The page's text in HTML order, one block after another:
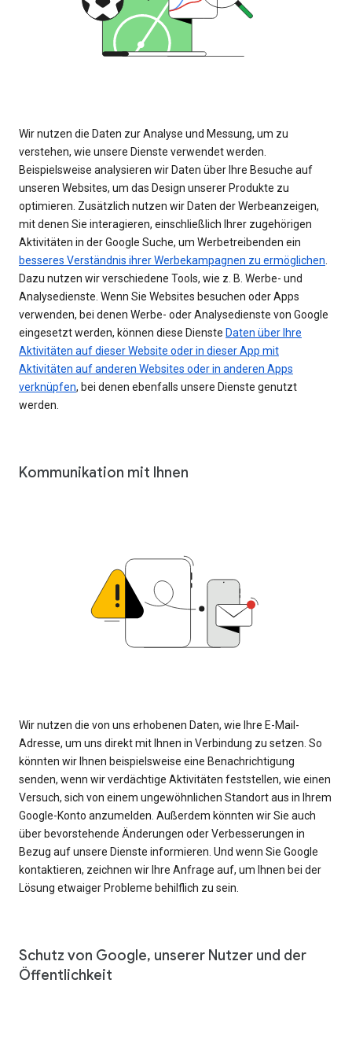
Wir nutzen die Daten zur Analyse und Messung, um zu
verstehen, wie unsere Dienste verwendet werden.
Beispielsweise analysieren wir Daten über Ihre Besuche auf
unseren Websites, um das Design unserer Produkte zu
optimieren. Zusätzlich nutzen wir Daten der Werbeanzeigen,
mit denen Sie interagieren, einschließlich Ihrer zugehörigen
Aktivitäten in der Google Suche, um Werbetreibenden ein
besseres Verständnis ihrer Werbekampagnen zu ermöglichen.
Dazu nutzen wir verschiedene Tools, wie z. B. Werbe- und
Analysedienste. Wenn Sie Websites besuchen oder Apps
verwenden, bei denen Werbe- oder Analysedienste von Google
eingesetzt werden, können diese Dienste Daten über Ihre
Aktivitäten auf dieser Website oder in dieser App mit
Aktivitäten auf anderen Websites oder in anderen Apps
verknüpfen, bei denen ebenfalls unsere Dienste genutzt
werden.
Kommunikation mit Ihnen
Wir nutzen die von uns erhobenen Daten, wie Ihre E-Mail-
Adresse, um uns direkt mit Ihnen in Verbindung zu setzen. So
könnten wir Ihnen beispielsweise eine Benachrichtigung
senden, wenn wir verdächtige Aktivitäten feststellen, wie einen
Versuch, sich von einem ungewöhnlichen Standort aus in Ihrem
Google-Konto anzumelden. Außerdem könnten wir Sie auch
über bevorstehende Änderungen oder Verbesserungen in
Bezug auf unsere Dienste informieren. Und wenn Sie Google
kontaktieren, zeichnen wir Ihre Anfrage auf, um Ihnen bei der
Lösung etwaiger Probleme behilflich zu sein.
Schutz von Google, unserer Nutzer und der
Öffentlichkeit